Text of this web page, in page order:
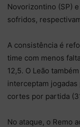
Novorizontino (SP)
sofridos,
A consistência é
time com menos
12,5. O Leão
interceptam
cortes por partida
No ataque, o Remo